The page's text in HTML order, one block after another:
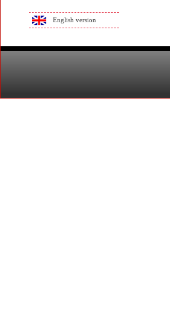
English version